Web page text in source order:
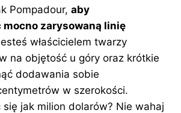
Pompadour, aby
mocno zarysowaną linię
właścicielem twarzy
na objętość u góry oraz krótkie
dodawania sobie
w szerokości.
się jak milion dolarów? Nie wahaj